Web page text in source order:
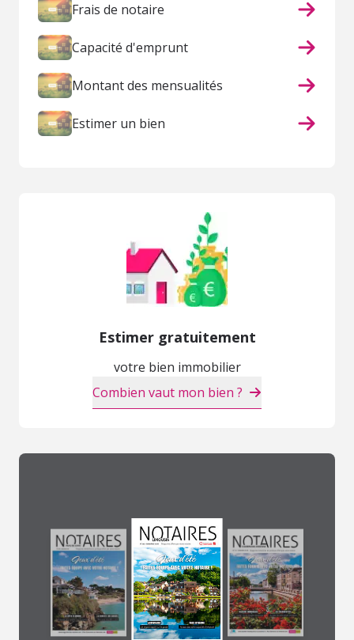
Frais de notaire
Capacité d'emprunt
Montant des mensualités
Estimer un bien
Estimer gratuitement
votre bien immobilier
Combien vaut mon bien ?